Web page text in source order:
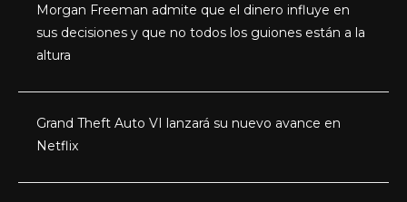
Morgan Freeman admite que el dinero influye en
sus decisiones y que no todos los guiones están a la
altura
Grand Theft Auto VI lanzará su nuevo avance en
Netflix